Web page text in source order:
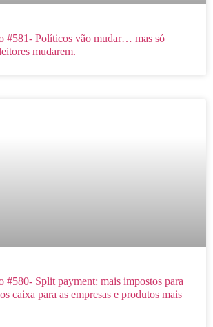
#581- Políticos vão mudar… mas só
mudarem.
#580- Split payment: mais impostos para
caixa para as empresas e produtos mais